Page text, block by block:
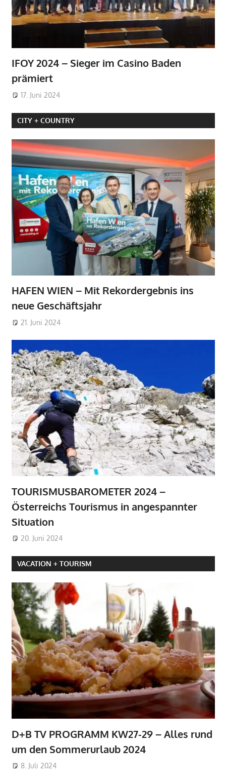
IFOY 2024 – Sieger im Casino Baden
prämiert
17. Juni 2024
CITY + COUNTRY
HAFEN WIEN – Mit Rekordergebnis ins
neue Geschäftsjahr
21. Juni 2024
TOURISMUSBAROMETER 2024 –
Österreichs Tourismus in angespannter
Situation
20. Juni 2024
VACATION + TOURISM
D+B TV PROGRAMM KW27-29 – Alles rund
um den Sommerurlaub 2024
8. Juli 2024